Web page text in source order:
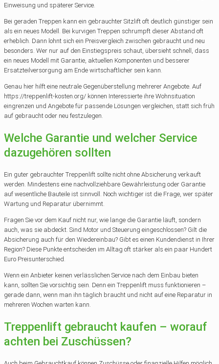
Einweisung und späterer Service.
Bei geraden Treppen kann ein gebrauchter Sitzlift oft deutlich günstiger sein
als ein neues Modell. Bei kurvigen Treppen schrumpft dieser Abstand oft
erheblich. Dann lohnt sich ein Preisvergleich zwischen gebraucht und neu
besonders. Wer nur auf den Einstiegspreis schaut, übersieht schnell, dass
ein neues Modell mit Garantie, aktuellen Komponenten und besserer
Ersatzteilversorgung am Ende wirtschaftlicher sein kann.
Genau hier hilft eine neutrale Gegenüberstellung mehrerer Angebote. Auf
https://treppenlift-kosten.org/ können Interessierte ihre Wohnsituation
eingrenzen und Angebote für passende Lösungen vergleichen, statt sich früh
auf gebraucht oder neu festzulegen.
Welche Garantie und welcher Service
dazugehören sollten
Ein guter gebrauchter Treppenlift sollte nicht ohne Absicherung verkauft
werden. Mindestens eine nachvollziehbare Gewährleistung oder Garantie
auf wesentliche Bauteile ist sinnvoll. Noch wichtiger ist die Frage, wer später
Wartung und Reparatur übernimmt.
Fragen Sie vor dem Kauf nicht nur, wie lange die Garantie läuft, sondern
auch, was sie abdeckt. Sind Motor und Steuerung eingeschlossen? Gilt die
Absicherung auch für den Wiedereinbau? Gibt es einen Kundendienst in Ihrer
Region? Diese Punkte entscheiden im Alltag oft stärker als ein paar Hundert
Euro Preisunterschied.
Wenn ein Anbieter keinen verlässlichen Service nach dem Einbau bieten
kann, sollten Sie vorsichtig sein. Denn ein Treppenlift muss funktionieren –
gerade dann, wenn man ihn täglich braucht und nicht auf eine Reparatur in
mehreren Wochen warten kann.
Treppenlift gebraucht kaufen – worauf
achten bei Zuschüssen?